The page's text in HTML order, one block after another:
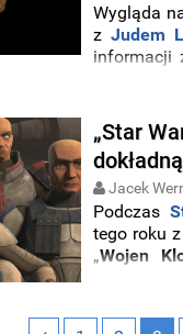
Wygląda
z Judem
informacji
„Star
Jacek
Podczas
tego roku
„Wojen
wrześniu.